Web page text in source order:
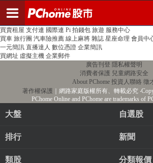
PChome首頁 線上購物 24h購物 書店
買賣租屋 支付連 國際連 Pi 拍錢包 旅遊 服務中心
買車 旅行團 汽車險推薦 線上麻將 雜誌 星座命理 會員中
一元簡訊 直播達人 數位憑證 企業簡訊
買網址 虛擬主機 企業郵件
廣告刊登 隱私權聲明
消費者保護 兒童網路安全
About PChome 投資人聯絡 徵
著作權保護 ｜網路家庭版權所有、轉載必究
PChome Online and PChome are trademarks of
大盤 自選股
排行 新聞
類股 分類報價